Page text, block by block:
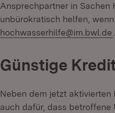
Ansprechpartner in Sachen
unbürokratisch helfen,
hochwasserhilfe@im.bwl.de
Günstige
Neben dem jetzt
auch dafür, dass betroffene